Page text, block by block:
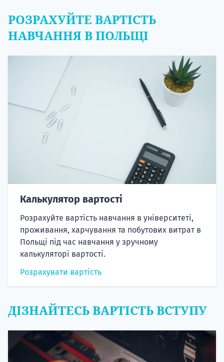
РОЗРАХУЙТЕ ВАРТІСТЬ
НАВЧАННЯ В ПОЛЬЩІ
Калькулятор вартості
Розрахуйте вартість навчання в університеті,
проживання, харчування та побутових витрат в
Польщі під час навчання у зручному
калькуляторі вартості.
Розрахувати вартість
ДІЗНАЙТЕСЬ ВАРТІСТЬ ВСТУПУ